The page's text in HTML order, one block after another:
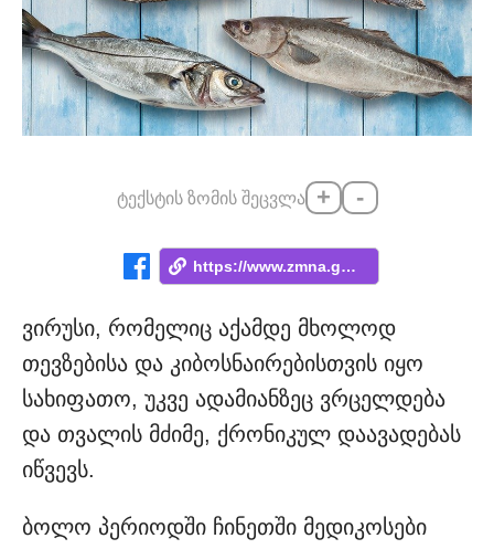
ტექსტის ზომის შეცვლა + -
https://www.zmna.ge/news/virusi-romelits...
ვირუსი, რომელიც აქამდე მხოლოდ
თევზებისა და კიბოსნაირებისთვის იყო
სახიფათო, უკვე ადამიანზეც ვრცელდება
და თვალის მძიმე, ქრონიკულ დაავადებას
იწვევს.
ბოლო პერიოდში ჩინეთში მედიკოსები